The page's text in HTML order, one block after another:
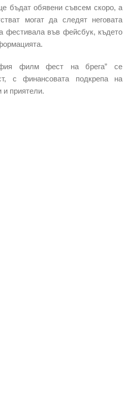
бъдат обявени съвсем скоро, а
могат да следят неговата
фестивала във фейсбук, където
филм фест на брега” се
с финансовата подкрепа на
приятели.